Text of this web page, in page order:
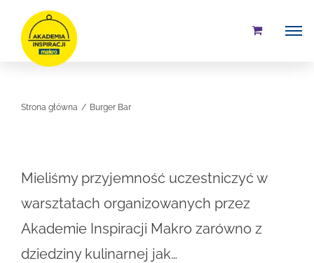
Przejdź
zawartości
Strona główna Burger Bar
Mieliśmy przyjemność uczestniczyć w
warsztatach organizowanych przez
Akademie Inspiracji Makro zarówno z
dziedziny kulinarnej jak…